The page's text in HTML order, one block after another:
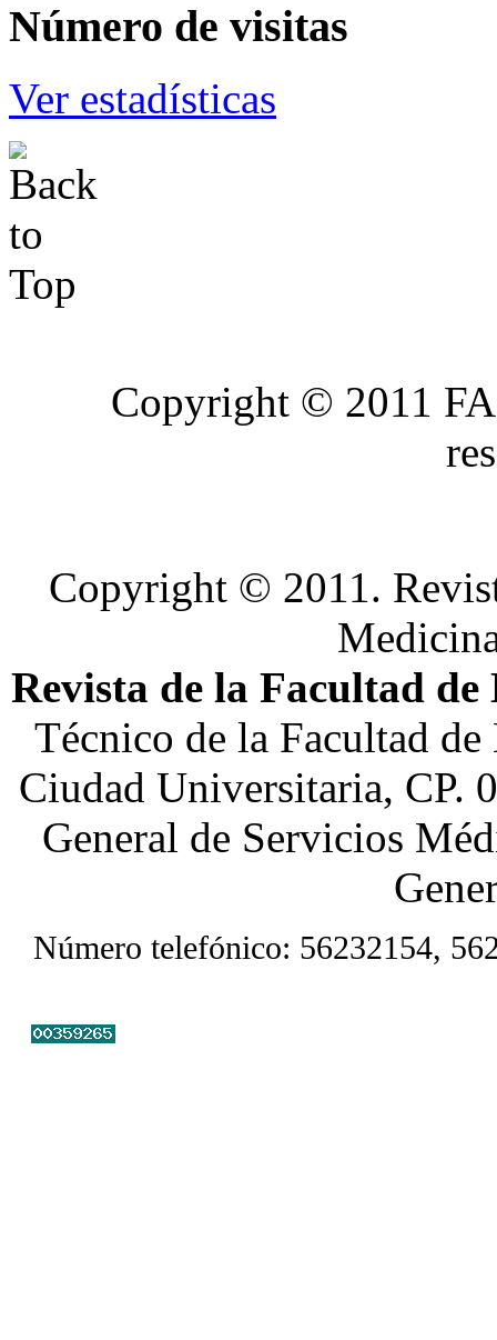
Número de visitas
Ver estadísticas
Copyright © 2011
Copyright © 2011.
Revista de la Facultad
Técnico de la Facultad
Ciudad Universitaria, CP.
General de Servicios
Número telefónico: 56232154,